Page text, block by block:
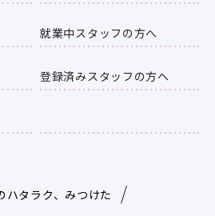
ハタラク、みつけた
就業中スタッフの方へ
登録済みスタッフの方へ